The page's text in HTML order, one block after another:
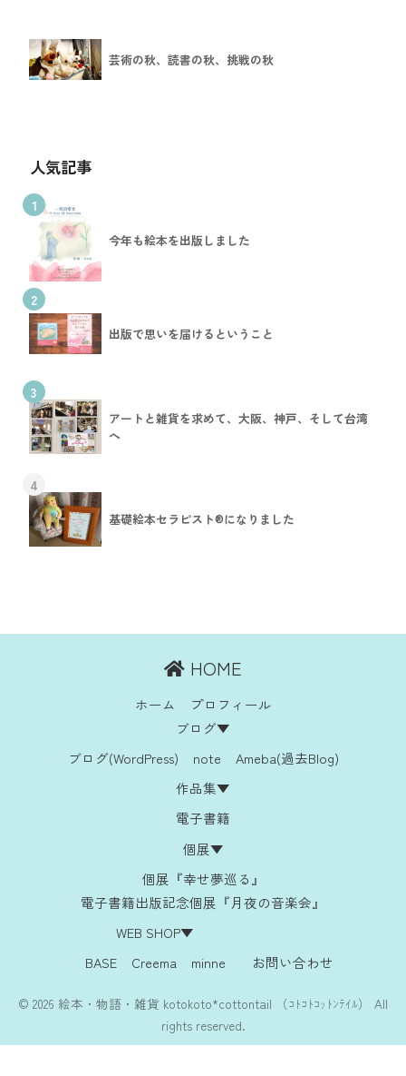
芸術の秋、読書の秋、挑戦の秋
人気記事
1
今年も絵本を出版しました
2
出版で思いを届けるということ
3
アートと雑貨を求めて、大阪、神戸、そして台湾
へ
4
基礎絵本セラピスト®︎になりました
HOME
ホーム
プロフィール
ブログ▼
ブログ(WordPress)
note
Ameba(過去Blog)
作品集▼
電子書籍
個展▼
個展『幸せ夢巡る』
電子書籍出版記念個展『月夜の音楽会』
WEB SHOP▼
BASE
Creema minne お問い合わせ
© 2026 絵本・物語・雑貨 kotokoto*cottontail （ｺﾄｺﾄｺｯﾄﾝﾃｲﾙ） All
rights reserved.